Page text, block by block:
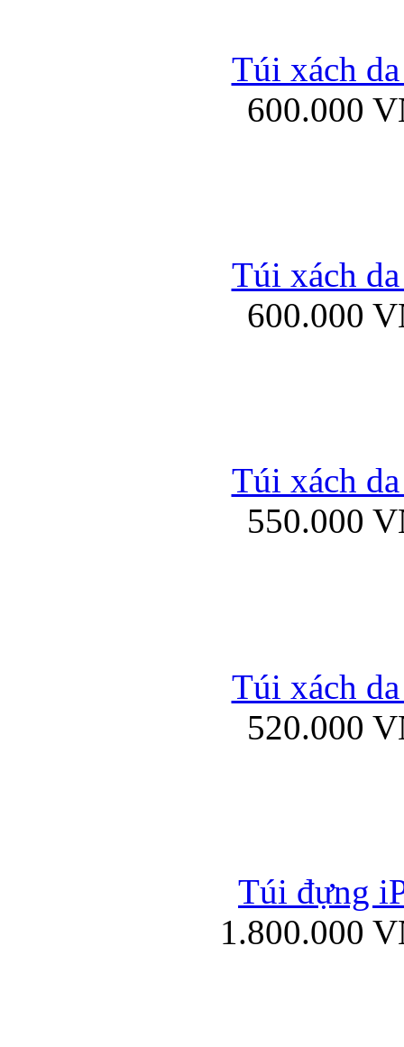
Bao da iPhone 5
Bao da iPad
Túi xách da
Túi xách
600.000
Túi xách
600.000
Túi xách
550.000
Túi xách
520.000
Túi đựng
1.800.000